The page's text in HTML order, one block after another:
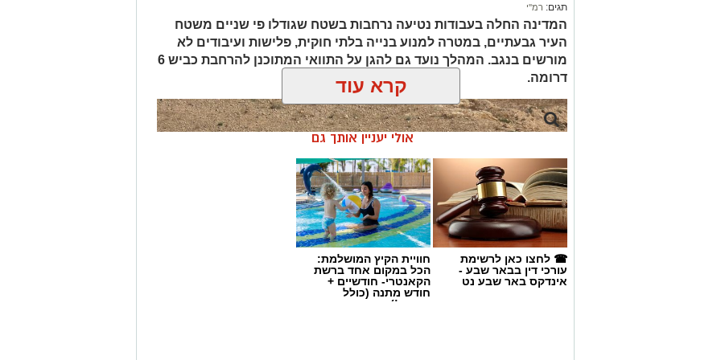
תגים: רמ''י
המדינה החלה בעבודות נטיעה נרחבות בשטח שגודלו פי שניים משטח
העיר גבעתיים, במטרה למנוע בנייה בלתי חוקית, פלישות ועיבודים לא
מורשים בנגב. המהלך נועד גם להגן על התוואי המתוכנן להרחבת כביש 6
דרומה.
קרא עוד
אולי יעניין אותך גם
☎ לחצו כאן לרשימת
עורכי דין בבאר שבע -
אינדקס באר שבע נט
חוויית הקיץ המושלמת:
הכל במקום אחד ברשת
הקאנטרי- חודשיים +
חודש מתנה (כולל
החגים!)